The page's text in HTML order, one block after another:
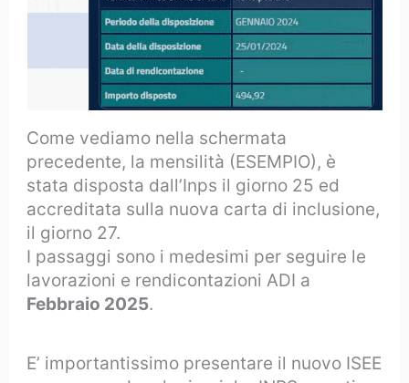
Come vediamo nella schermata
precedente, la mensilità (ESEMPIO), è
stata disposta dall’Inps il giorno 25 ed
accreditata sulla nuova carta di inclusione,
il giorno 27.
I passaggi sono i medesimi per seguire le
lavorazioni e rendicontazioni ADI a
Febbraio 2025.
E’ importantissimo presentare il nuovo ISEE